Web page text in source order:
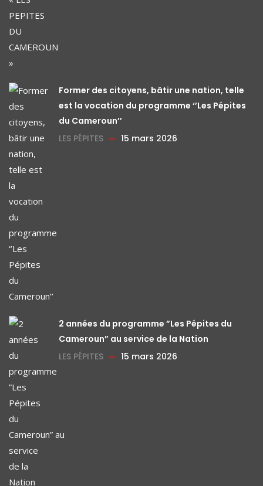
Former des citoyens, bâtir une nation, telle
est la vocation du programme ‘’Les Pépites
du Cameroun’’
LES PÉPITES
15 mars 2026
2 années du programme ”Les Pépites du
Cameroun” au service de la Nation
LES PÉPITES
15 mars 2026